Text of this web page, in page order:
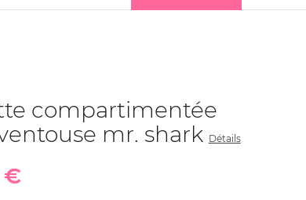
compartimentée
mr. shark Détails
€